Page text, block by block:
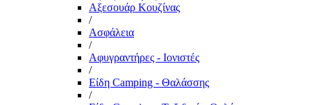
Αξεσουάρ Κουζίνας
/
Ασφάλεια
/
Αφυγραντήρες - Ιονιστές
/
Είδη Camping - Θαλάσσης
/